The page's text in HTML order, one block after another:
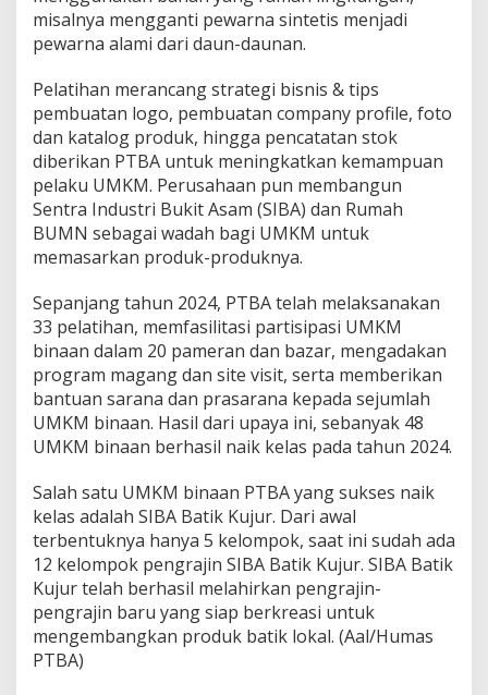
misalnya mengganti pewarna sintetis menjadi
pewarna alami dari daun-daunan.
Pelatihan merancang strategi bisnis & tips
pembuatan logo, pembuatan company profile, foto
dan katalog produk, hingga pencatatan stok
diberikan PTBA untuk meningkatkan kemampuan
pelaku UMKM. Perusahaan pun membangun
Sentra Industri Bukit Asam (SIBA) dan Rumah
BUMN sebagai wadah bagi UMKM untuk
memasarkan produk-produknya.
Sepanjang tahun 2024, PTBA telah melaksanakan
33 pelatihan, memfasilitasi partisipasi UMKM
binaan dalam 20 pameran dan bazar, mengadakan
program magang dan site visit, serta memberikan
bantuan sarana dan prasarana kepada sejumlah
UMKM binaan. Hasil dari upaya ini, sebanyak 48
UMKM binaan berhasil naik kelas pada tahun 2024.
Salah satu UMKM binaan PTBA yang sukses naik
kelas adalah SIBA Batik Kujur. Dari awal
terbentuknya hanya 5 kelompok, saat ini sudah ada
12 kelompok pengrajin SIBA Batik Kujur. SIBA Batik
Kujur telah berhasil melahirkan pengrajin-
pengrajin baru yang siap berkreasi untuk
mengembangkan produk batik lokal. (Aal/Humas
PTBA)